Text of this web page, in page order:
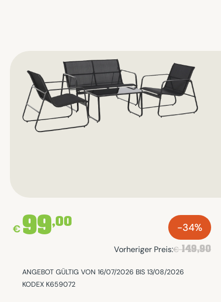
ANGEBOT GÜLTIG VON 16/07/2026 BIS 13/08/2026
KODEX K659072
€99,00 -34%
Vorheriger Preis:€ 149,90